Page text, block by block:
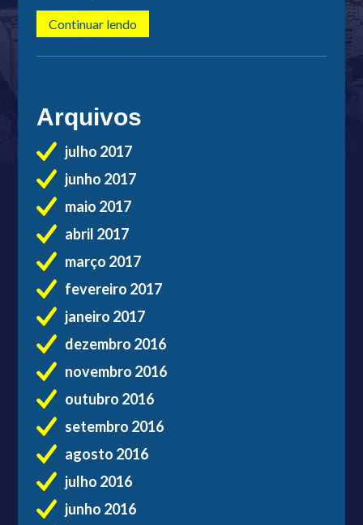
Continuar lendo
Arquivos
julho 2017
junho 2017
maio 2017
abril 2017
março 2017
fevereiro 2017
janeiro 2017
dezembro 2016
novembro 2016
outubro 2016
setembro 2016
agosto 2016
julho 2016
junho 2016